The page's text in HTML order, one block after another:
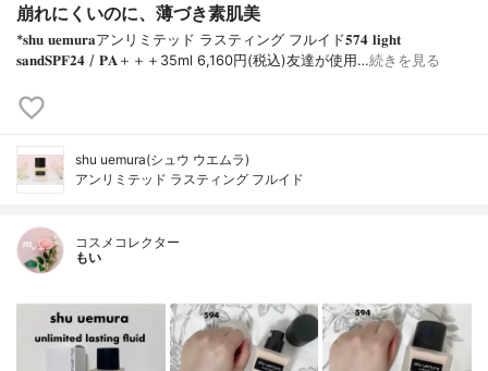
崩れにくいのに、薄づき素肌美
*𝐬𝐡𝐮 𝐮𝐞𝐦𝐮𝐫𝐚アンリミテッド ラスティング フルイド𝟓𝟕𝟒 𝐥𝐢𝐠𝐡𝐭
𝐬𝐚𝐧𝐝𝐒𝐏𝐅𝟐𝟒 / 𝐏𝐀＋＋＋⁡35ml 6,160円(税込)⁡友達が使用…続きを見る
shu uemura(シュウ ウエムラ)
アンリミテッド ラスティング フルイド
コスメコレクター
もい